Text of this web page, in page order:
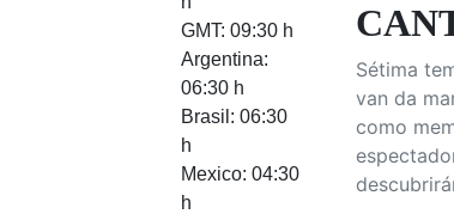
GMT: 09:30 h
Argentina:
06:30 h
Brasil: 06:30
h
Mexico: 04:30
h
Sétima
van da
como